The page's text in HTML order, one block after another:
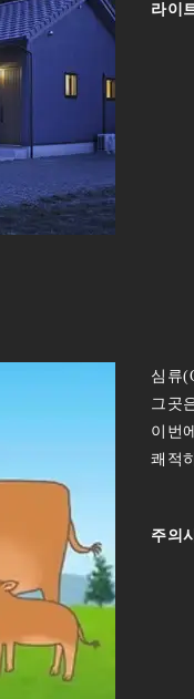
라이
심류
그곳
이번
쾌적
주의